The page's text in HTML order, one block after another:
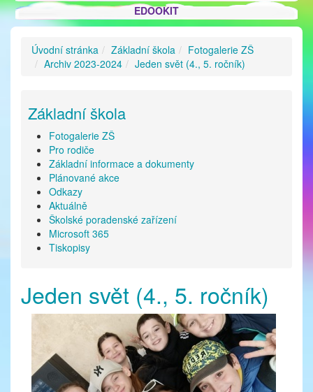
EDOOKIT
Úvodní stránka Základní škola
Fotogalerie ZŠ
Archiv 2023-2024
Jeden svět (4., 5. ročník)
Základní škola
Fotogalerie ZŠ
Pro rodiče
Základní informace a dokumenty
Plánované akce
Odkazy
Aktuálně
Školské poradenské zařízení
Microsoft 365
Tiskopisy
Jeden svět (4., 5. ročník)